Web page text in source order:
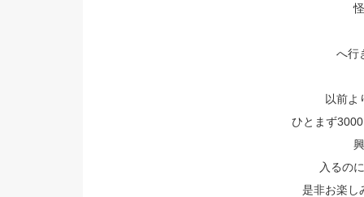
へ行
以前よ
ひとまず
入るの
是非お楽し